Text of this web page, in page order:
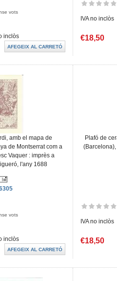
vots
inclòs
IVA no inclòs
€18,50
amb el mapa de
de Montserrat com a
Vaquer : imprès a
l'any 1688
vots
inclòs
Plafó de
IVA no inclòs
€18,50